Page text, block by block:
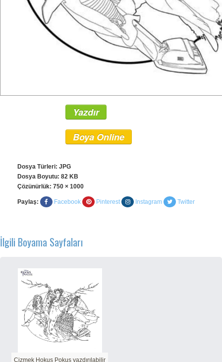
Yazdır
Boya Online
Dosya Türleri: JPG
Dosya Boyutu: 82 KB
Çözünürlük: 750 × 1000
Paylaş: Facebook Pinterest Instagram Twitter
İlgili Boyama Sayfaları
Çizmek Hokus Pokus yazdırılabilir